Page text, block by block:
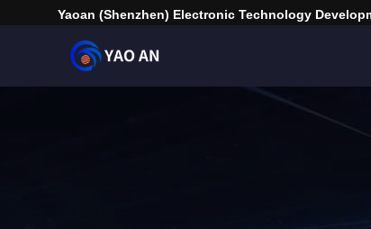
Yaoan (Shenzhen) Electronic Technology